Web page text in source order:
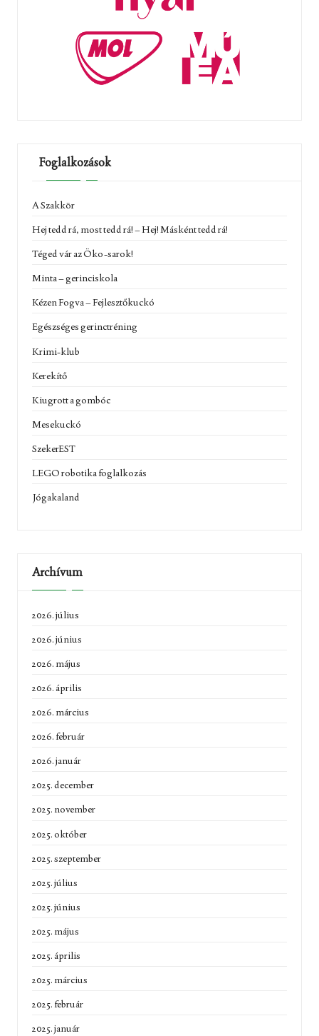
Foglalkozások
A Szakkör
Hej tedd rá, most tedd rá! – Hej! Másként tedd rá!
Téged vár az Öko-sarok!
Minta – gerinciskola
Kézen Fogva – Fejlesztőkuckó
Egészséges gerinctréning
Krimi-klub
Kerekítő
Kiugrott a gombóc
Mesekuckó
SzekerEST
LEGO robotika foglalkozás
Jógakaland
Archívum
2026. július
2026. június
2026. május
2026. április
2026. március
2026. február
2026. január
2025. december
2025. november
2025. október
2025. szeptember
2025. július
2025. június
2025. május
2025. április
2025. március
2025. február
2025. január